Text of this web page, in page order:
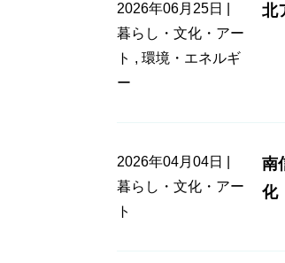
2026年06月25日 |
暮らし・文化・アー
ト , 環境・エネルギ
ー
北
2026年04月04日 |
暮らし・文化・アー
ト
南
化